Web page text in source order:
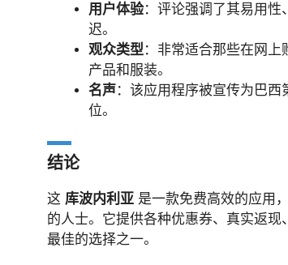
用户体验：评论强调了其易用性
迟。
观众类型 ：非常适合那些在网
产品和服装。
名声：该应用程序被宣传为巴
位。
结论
这 库波内利亚 是一款免费高效的应用
的人士。它提供各种优惠券、真实返
最佳的选择之一。